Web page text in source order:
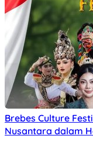
Brebes Culture
Nusantara dalam